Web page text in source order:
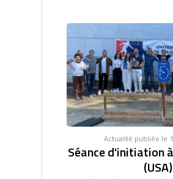
Actualité publiée le
Séance d'initiation
(USA)